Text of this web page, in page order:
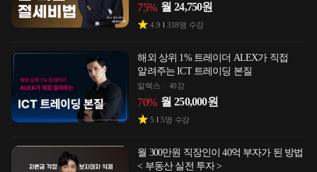
75% 월 24,750원
4.9 318명 수강
해외 상위 1% 트레이더 ALEX가 직접
알려주는 ICT 트레이딩 본질
알렉스 40강
70% 월 250,000원
5 5명 수강
월 300만원 직장인이 40억 부자가 된 방법
< 부동산 실전 투자 >